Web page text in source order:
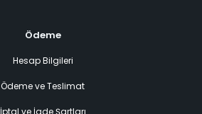
Ödeme
Hesap Bilgileri
Ödeme ve Teslimat
İptal ve İade Şartları